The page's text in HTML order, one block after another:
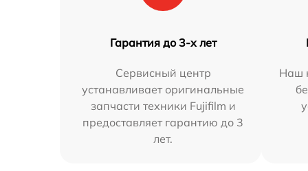
Гарантия до 3-х лет
Сервисный центр
устанавливает оригинальные
запчасти техники Fujifilm и
предоставляет гарантию до 3
лет.
Наш